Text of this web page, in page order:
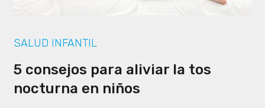
SALUD INFANTIL
5 consejos para aliviar la tos
nocturna en niños